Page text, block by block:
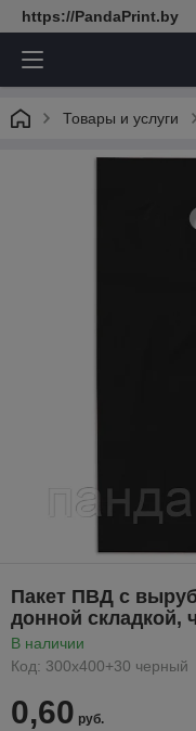
https://PandaPrint.by
Товары и услуги
Пакет ПВД с
донной складкой,
В наличии
Код: 300х400+30 черный
0,60 руб.